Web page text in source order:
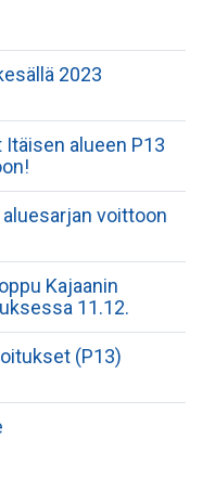
2023
Itäisen alueen P13
voittoon
Kajaanin
11.12.
(P13)